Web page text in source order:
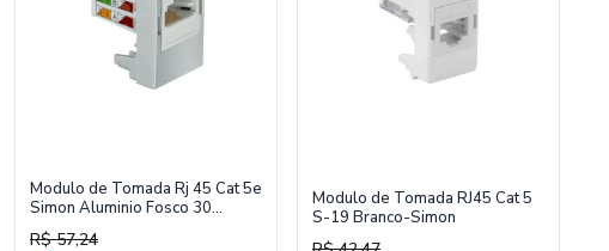
Modulo de Tomada Rj 45 Cat 5e
Simon Aluminio Fosco 30
30482-34
R$ 57,24
Modulo de Tomada RJ45 Cat 5
S-19 Branco-Simon